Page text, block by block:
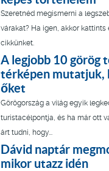
Szeretnéd megismerni a
várakat? Ha igen, akkor kattints
cikkünket.
A legjobb 10 görög
térképen mutatjuk,
őket
Görögország a világ egyik
turistacélpontja, és ha már ott
árt tudni, hogy...
Dávid naptár
mikor utazz idén